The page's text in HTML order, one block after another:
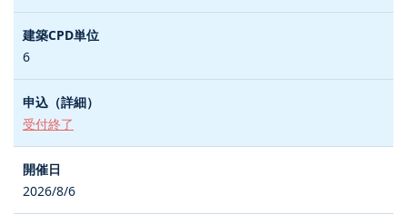
6
受付終了
2026/8/6